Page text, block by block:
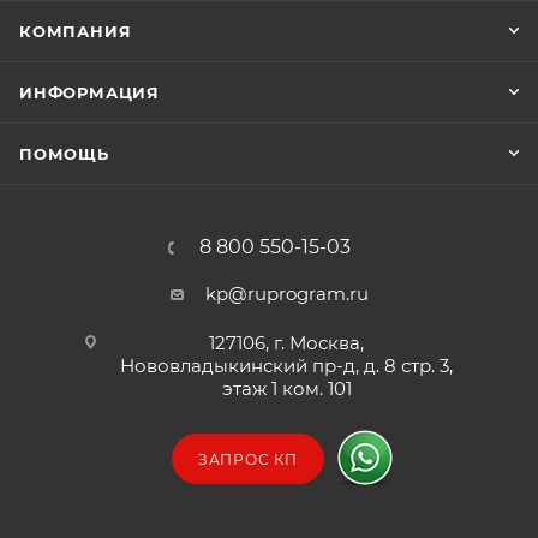
Наличие коммуникационных портов USB и RS-
карты.
Возможность подключения дополнительных
КОМПАНИЯ
ИНФОРМАЦИЯ
ПОМОЩЬ
8 800 550-15-03
kp@ruprogram.ru
127106, г. Москва,
Нововладыкинский пр-д, д. 8 стр. 3,
этаж 1 ком. 101
ЗАПРОС КП